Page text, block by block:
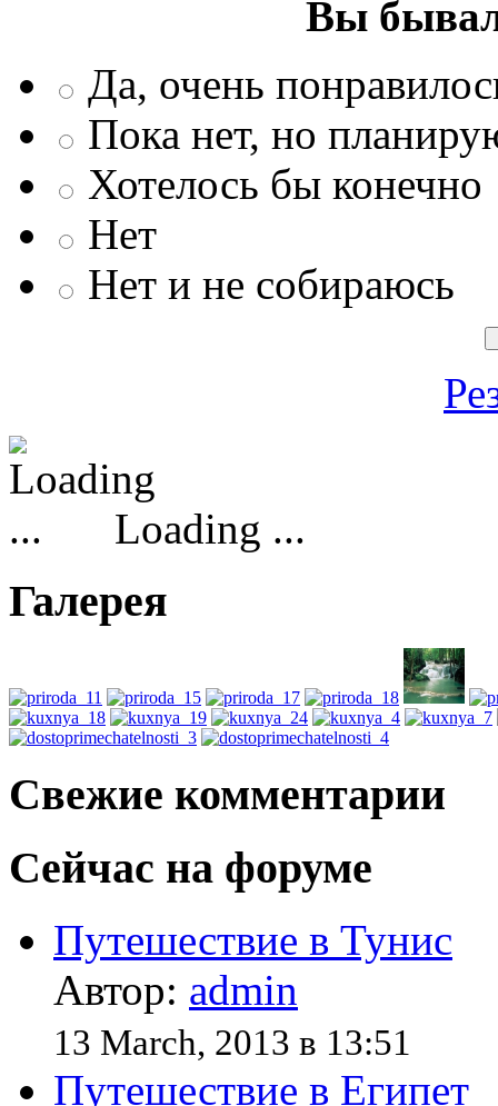
Вы
Да, очень
Пока нет, но
Хотелось бы конечно
Нет
Нет и не собираюсь
Loading ...
Галерея
Свежие комментарии
Сейчас на форуме
Путешествие в Тунис
Автор: admin
13 March, 2013 в 13:51
Путешествие в Египет